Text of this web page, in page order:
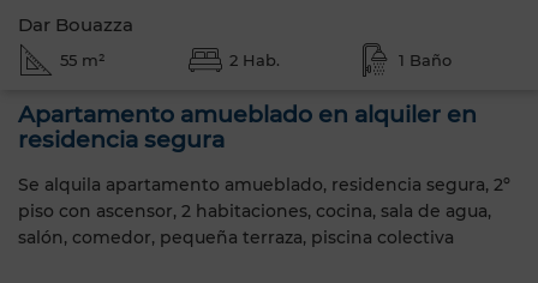
Dar Bouazza
55 m² 2 Hab. 1 Baño
Apartamento amueblado en alquiler en
residencia segura
Se alquila apartamento amueblado, residencia segura, 2º
piso con ascensor, 2 habitaciones, cocina, sala de agua,
salón, comedor, pequeña terraza, piscina colectiva